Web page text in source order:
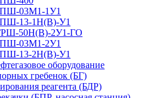
03М1-1У1
13-1Н(В)-У1
50Н(В)-2У1-ГО
03М1-2У1
13-2Н(В)-У1
оборудование
гребенок (БГ)
реагента (БДР)